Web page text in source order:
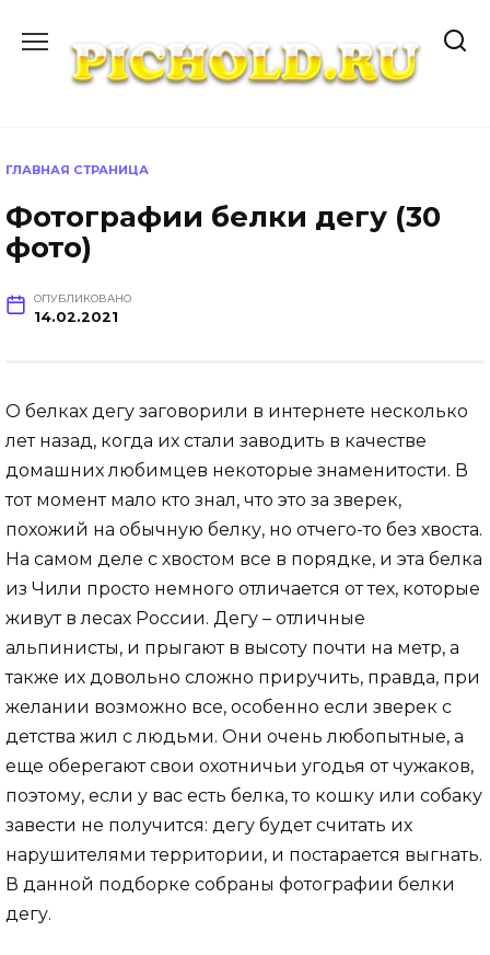
содержанию
ГЛАВНАЯ СТРАНИЦА
Фотографии белки дегу (30
фото)
ОПУБЛИКОВАНО
14.02.2021
О белках дегу заговорили в интернете несколько
лет назад, когда их стали заводить в качестве
домашних любимцев некоторые знаменитости. В
тот момент мало кто знал, что это за зверек,
похожий на обычную белку, но отчего-то без хвоста.
На самом деле с хвостом все в порядке, и эта белка
из Чили просто немного отличается от тех, которые
живут в лесах России. Дегу – отличные
альпинисты, и прыгают в высоту почти на метр, а
также их довольно сложно приручить, правда, при
желании возможно все, особенно если зверек с
детства жил с людьми. Они очень любопытные, а
еще оберегают свои охотничьи угодья от чужаков,
поэтому, если у вас есть белка, то кошку или собаку
завести не получится: дегу будет считать их
нарушителями территории, и постарается выгнать.
В данной подборке собраны фотографии белки
дегу.